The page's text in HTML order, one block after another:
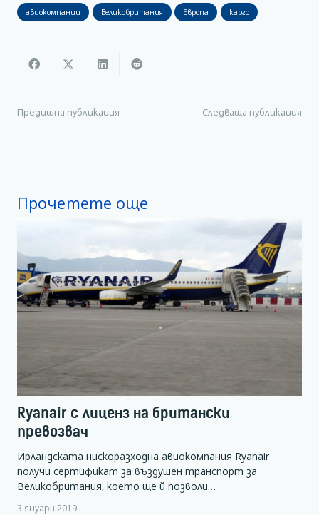
авиокомпании Великобритания Европа карго
Предишна публикация Следваща публикация
Прочетете още
Ryanair с лиценз на британски
превозвач
Ирландската нискоразходна авиокомпания Ryanair
получи сертификат за въздушен транспорт за
Великобритания, което ще й позволи…
3 януари 2019